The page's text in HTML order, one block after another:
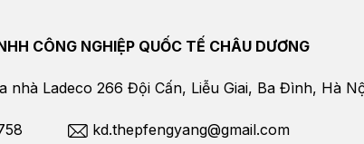
CÔNG NGHIỆP QUỐC TẾ CHÂU DƯƠNG
nhà Ladeco 266 Đội Cấn, Liễu Giai, Ba Đình, Hà
758 kd.thepfengyang@gmail.com